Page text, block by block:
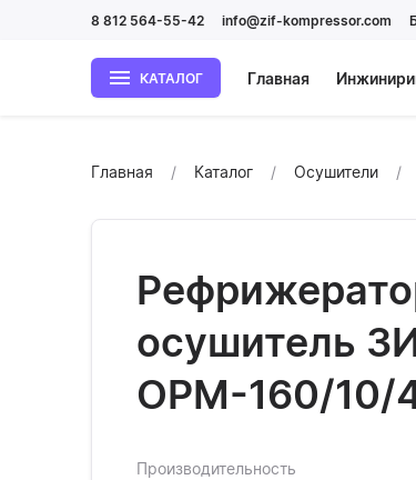
8 812 564-55-42 info@zif-kompressor.com
КАТАЛОГ Главная
Главная Каталог Осушители
осушитель
ОРМ-160/10/
Производительность